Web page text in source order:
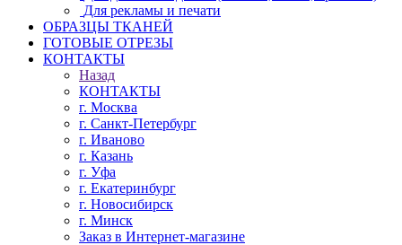
Для рекламы и печати
ОБРАЗЦЫ ТКАНЕЙ
ГОТОВЫЕ ОТРЕЗЫ
КОНТАКТЫ
Назад
КОНТАКТЫ
г. Москва
г. Санкт-Петербург
г. Иваново
г. Казань
г. Уфа
г. Екатеринбург
г. Новосибирск
г. Минск
Заказ в Интернет-магазине